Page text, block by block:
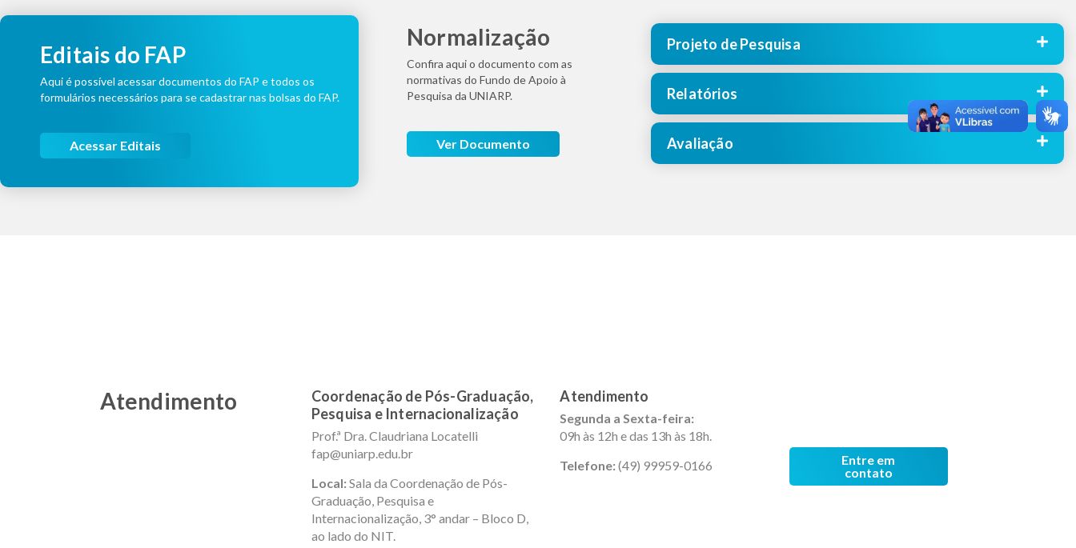
Editais do FAP
Aqui é possível acessar documentos do FAP e todos os
formulários necessários para se cadastrar nas bolsas do FAP.
Acessar Editais
Normalização
Confira aqui o documento com as
normativas do Fundo de Apoio à
Pesquisa da UNIARP.
Ver Documento
Projeto de Pesquisa
Relatórios
Avaliação
Atendimento
Coordenação de Pós-Graduação,
Pesquisa e Internacionalização
Prof.ª Dra. Claudriana Locatelli
fap@uniarp.edu.br
Local: Sala da Coordenação de Pós-
Graduação, Pesquisa e
Internacionalização, 3° andar – Bloco D,
ao lado do NIT.
Atendimento
Segunda a Sexta-feira:
09h às 12h e das 13h às 18h.
Telefone: (49) 99959-0166
Entre em
contato